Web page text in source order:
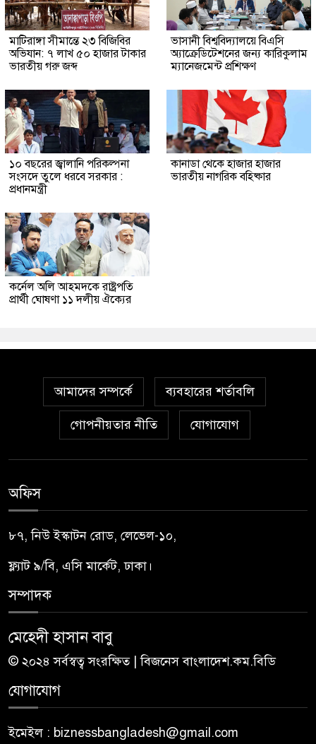
মাটিরাঙ্গা সীমান্তে ২৩ বিজিবির
অভিযান: ৭ লাখ ৫০ হাজার টাকার
ভারতীয় গরু জব্দ
ভাসানী বিশ্ববিদ্যালয়ে বিএসি
অ্যাক্রেডিটেশনের জন্য কারিকুলাম
ম্যানেজমেন্ট প্রশিক্ষণ
১০ বছরের জ্বালানি পরিকল্পনা
সংসদে তুলে ধরবে সরকার :
প্রধানমন্ত্রী
কানাডা থেকে হাজার হাজার
ভারতীয় নাগরিক বহিষ্কার
কর্নেল অলি আহমদকে রাষ্ট্রপতি
প্রার্থী ঘোষণা ১১ দলীয় ঐক্যের
আমাদের সম্পর্কে ব্যবহারের শর্তাবলি
গোপনীয়তার নীতি যোগাযোগ
অফিস
৮৭, নিউ ইস্কাটন রোড, লেভেল-১০,
ফ্ল্যাট ৯/বি, এসি মার্কেট, ঢাকা।
সম্পাদক
মেহেদী হাসান বাবু
© ২০২৪ সর্বস্বত্ব সংরক্ষিত | বিজনেস বাংলাদেশ.কম.বিডি
যোগাযোগ
ইমেইল : biznessbangladesh@gmail.com